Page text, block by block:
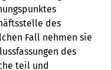
des
Fall nehmen sie
des
teil und